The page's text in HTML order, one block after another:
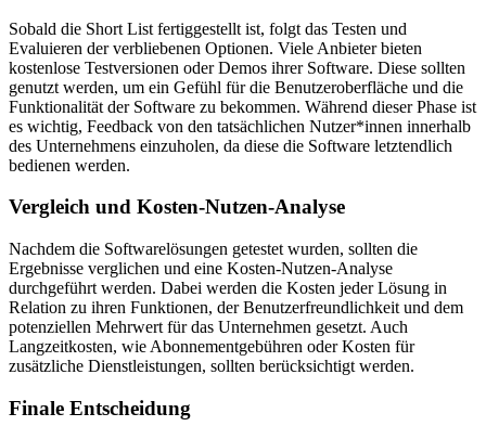
Sobald die Short List fertiggestellt ist, folgt das Testen und
Evaluieren der verbliebenen Optionen. Viele Anbieter bieten
kostenlose Testversionen oder Demos ihrer Software. Diese sollten
genutzt werden, um ein Gefühl für die Benutzeroberfläche und die
Funktionalität der Software zu bekommen. Während dieser Phase ist
es wichtig, Feedback von den tatsächlichen Nutzer*innen innerhalb
des Unternehmens einzuholen, da diese die Software letztendlich
bedienen werden.
Vergleich und Kosten-Nutzen-Analyse
Nachdem die Softwarelösungen getestet wurden, sollten die
Ergebnisse verglichen und eine Kosten-Nutzen-Analyse
durchgeführt werden. Dabei werden die Kosten jeder Lösung in
Relation zu ihren Funktionen, der Benutzerfreundlichkeit und dem
potenziellen Mehrwert für das Unternehmen gesetzt. Auch
Langzeitkosten, wie Abonnementgebühren oder Kosten für
zusätzliche Dienstleistungen, sollten berücksichtigt werden.
Finale Entscheidung